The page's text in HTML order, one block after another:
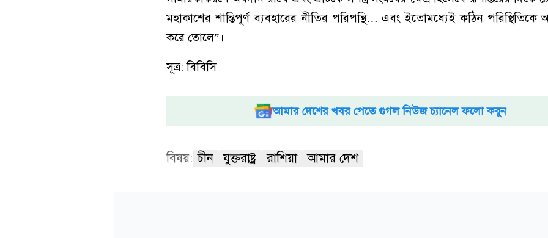
মহাকাশের শান্তিপূর্ণ ব্যবহারের নীতির পরিপন্থি… এবং ইতোমধ্যেই কঠিন
করে তোলে”।
সূত্র: বিবিসি
আমার দেশের খবর পেতে গুগল নিউজ চ্যানেল ফলো করুন
বিষয়: চীন যুক্তরাষ্ট্র রাশিয়া আমার দেশ